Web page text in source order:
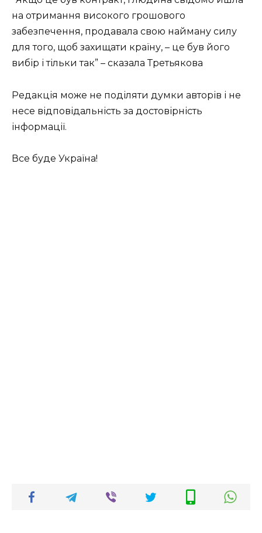
на отримання високого грошового
забезпечення, продавала свою найману силу
для того, щоб захищати країну, – це був його
вибір і тільки так” – сказала Третьякова
Редакція може не поділяти думки авторів і не
несе відповідальність за достовірність
інформації.
Все буде Україна!